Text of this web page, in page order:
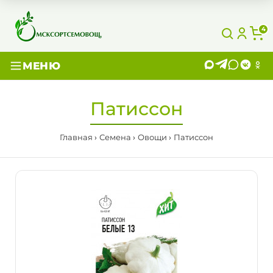
4
МЕНЮ
Патиссон
Главная Семена Овощи Патиссон